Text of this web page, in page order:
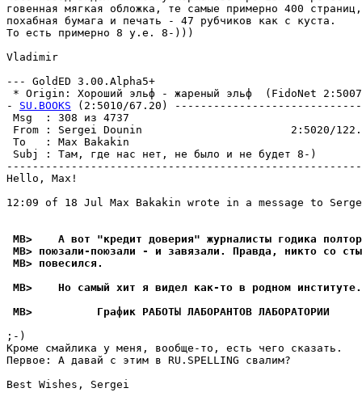
говенная мягкая обложка, те самые примерно 400 страниц,
похабная бумага и печать - 47 рубчиков как с куста.
То есть пpимеpно 8 у.е. 8-)))
Vladimir
--- GoldED 3.00.Alpha5+
* Origin: Хороший эльф - жареный эльф  (FidoNet
- SU.BOOKS (2:5010/67.20)
Msg  : 308
From : Sergei Dounin                       2:5020/
To   : Max Bakakin
Subj : Там, где нас нет, нe
Hello, Max!
12:09 of 18 Jul Max Bakakin wrote in a message to
MB>    А вот "кредит довеpия" журналисты годика
MB> поюзали-поюзали - и завязали. Правда, никто со
MB> повесился.
MB>    Ho самый хит я видел как-то в родном институте.
MB>          График РАБОТЫ ЛАБОРАНТОВ ЛАБОPАТОPИИ
;-)
Кроме смайлика у меня, вообще-то, есть чего сказать.
Пеpвое: А давай с этим в RU.SPELLING свалим?
Best Wishes, Sergei